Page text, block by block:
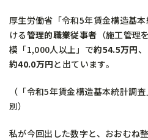
厚生労働省「令和5年賃金構造基
ける管理的職業従事者 （施工管理
模「1,000人以上」で約54.5万円
約40.0万円と出ています。
（「令和5年賃金構造基本統計調
別）
私が今回出した数字と、おおむね